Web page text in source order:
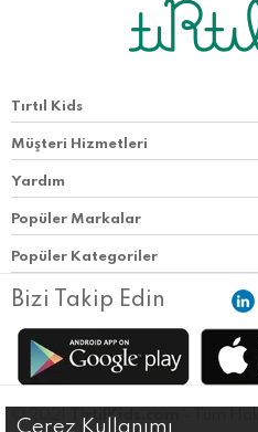
Tırtıl Kids
Müşteri Hizmetleri
Yardım
Popüler Markalar
Popüler Kategoriler
Bizi Takip Edin
© 2021 TirtilKids.com
Çerez Kullanımı